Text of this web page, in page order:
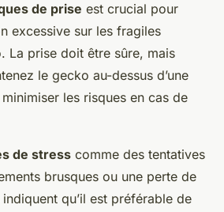
de prise est crucial pour
excessive sur les fragiles
La prise doit être sûre, mais
le gecko au-dessus d’une
les risques en cas de
de stress comme des tentatives
brusques ou une perte de
qu’il est préférable de